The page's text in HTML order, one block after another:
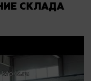
СКЛАДА